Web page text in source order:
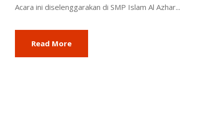
Acara ini diselenggarakan di SMP Islam Al Azhar...
Read More